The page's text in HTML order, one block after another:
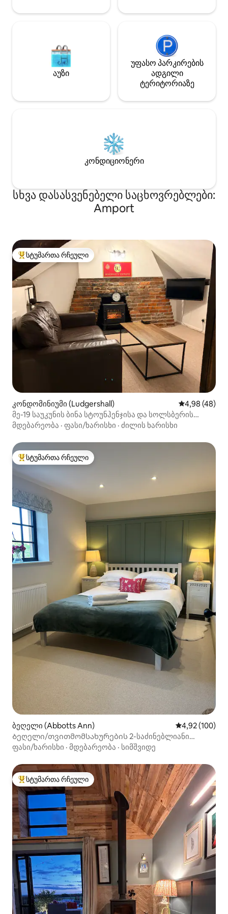
აუზი
უფასო პარკირების
ადგილი
ტერიტორიაზე
კონდიციონერი
სხვა დასასვენებელი საცხოვრებლები:
Amport
სტუმართა რჩეული მოწინავე ვარიანტი
სტუმართა რჩეული
კონდომინიუმი (Ludgershall) საშუალო
4,98 (48)
მე-19 საუკუნის ბინა სტოუნჰენჯისა და სოლსბერის
მახლობლად
მდებარეობა · ფასი/ხარისხი · ძილის ხარისხი
სტუმართა რჩეული მოწინავე ვარიანტი
სტუმართა რჩეული
ბეღელი (Abbotts Ann) საშუალო
4,92 (100)
Ბეღელი/თვითმომსახურების 2-საძინებლიანი
დანართი Abbotts Ann-ში
ფასი/ხარისხი · მდებარეობა · სიმშვიდე
სტუმართა რჩეული მოწინავე ვარიანტი
სტუმართა რჩეული